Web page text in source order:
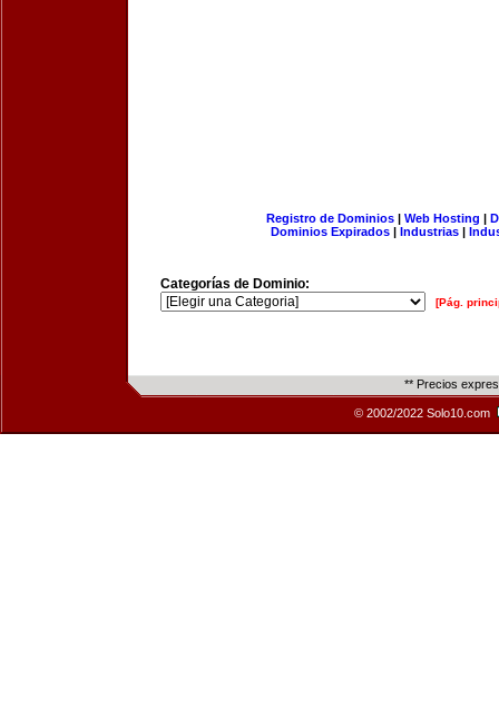
Registro de Dominios| Web Hosting |
Dominios Expirados | Industrias |
Categorías de Dominio:
[Pág.
** Precios
© 2002/2022 Solo10.com